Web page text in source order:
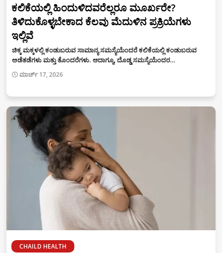
ಕಲಿಕೆಯಲ್ಲಿ ಹಿಂದುಳಿದವರೆಲ್ಲರೂ ಮೂರ್ಖರೇ?
ತಿಳಿದುಕೊಳ್ಳಬೇಕಾದ ಕೆಲವು ಮೆದುಳಿನ ಪ್ರಕ್ರಿಯೆಗಳು
ಇಲ್ಲಿವೆ
ಚಿಕ್ಕ ಮಕ್ಕಳಲ್ಲಿ ಕಂಡುಬರುವ ಸಾಮಾನ್ಯ ಸಮಸ್ಯೆಯೆಂದರೆ ಕಲಿಕೆಯಲ್ಲಿ ಕಂಡುಬರುವ
ಅಡೆತಡೆಗಳು ಮತ್ತು ತೊಂದರೆಗಳು. ಆದಾಗ್ಯೂ, ದೊಡ್ಡ ಸಮಸ್ಯೆಯೆಂದರ…
ಮಾರ್ಚ್ 17, 2026
CHAILD HEALTH